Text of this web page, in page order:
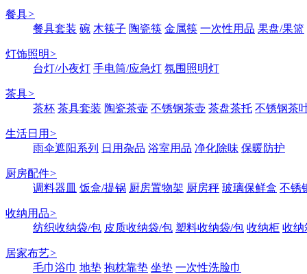
餐具>
餐具套装 碗 木筷子 陶瓷筷 金属筷 一次性用品 果盘/果篮
灯饰照明>
台灯/小夜灯 手电筒/应急灯 氛围照明灯
茶具>
茶杯 茶具套装 陶瓷茶壶 不锈钢茶壶 茶盘茶托 不锈钢茶
生活日用 >
雨伞遮阳系列
日用杂品 浴室用品 净化除味 保暖防护
厨房配件>
调料器皿 饭盒/提锅 厨房置物架 厨房秤 玻璃保鲜盒 不锈
收纳用品>
纺织收纳袋/包 皮质收纳袋/包 塑料收纳袋/包 收纳柜 收纳
居家布艺>
毛巾浴巾 地垫 抱枕靠垫 坐垫 一次性洗脸巾